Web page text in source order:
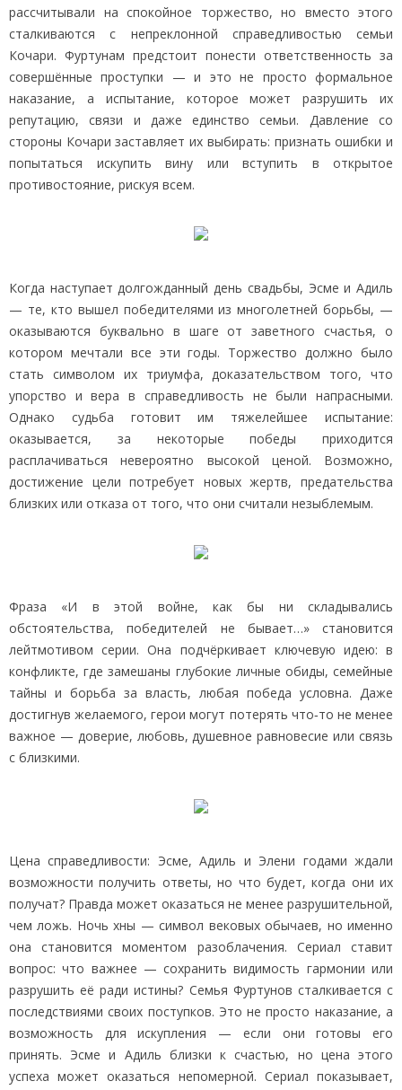
рассчитывали на спокойное торжество, но вместо этого
сталкиваются с непреклонной справедливостью семьи
Кочари. Фуртунам предстоит понести ответственность за
совершённые проступки — и это не просто формальное
наказание, а испытание, которое может разрушить их
репутацию, связи и даже единство семьи. Давление со
стороны Кочари заставляет их выбирать: признать ошибки и
попытаться искупить вину или вступить в открытое
противостояние, рискуя всем.
Когда наступает долгожданный день свадьбы, Эсме и Адиль
— те, кто вышел победителями из многолетней борьбы, —
оказываются буквально в шаге от заветного счастья, о
котором мечтали все эти годы. Торжество должно было
стать символом их триумфа, доказательством того, что
упорство и вера в справедливость не были напрасными.
Однако судьба готовит им тяжелейшее испытание:
оказывается, за некоторые победы приходится
расплачиваться невероятно высокой ценой. Возможно,
достижение цели потребует новых жертв, предательства
близких или отказа от того, что они считали незыблемым.
Фраза «И в этой войне, как бы ни складывались
обстоятельства, победителей не бывает…» становится
лейтмотивом серии. Она подчёркивает ключевую идею: в
конфликте, где замешаны глубокие личные обиды, семейные
тайны и борьба за власть, любая победа условна. Даже
достигнув желаемого, герои могут потерять что‑то не менее
важное — доверие, любовь, душевное равновесие или связь
с близкими.
Цена справедливости: Эсме, Адиль и Элени годами ждали
возможности получить ответы, но что будет, когда они их
получат? Правда может оказаться не менее разрушительной,
чем ложь. Ночь хны — символ вековых обычаев, но именно
она становится моментом разоблачения. Сериал ставит
вопрос: что важнее — сохранить видимость гармонии или
разрушить её ради истины? Семья Фуртунов сталкивается с
последствиями своих поступков. Это не просто наказание, а
возможность для искупления — если они готовы его
принять. Эсме и Адиль близки к счастью, но цена этого
успеха может оказаться непомерной. Сериал показывает,